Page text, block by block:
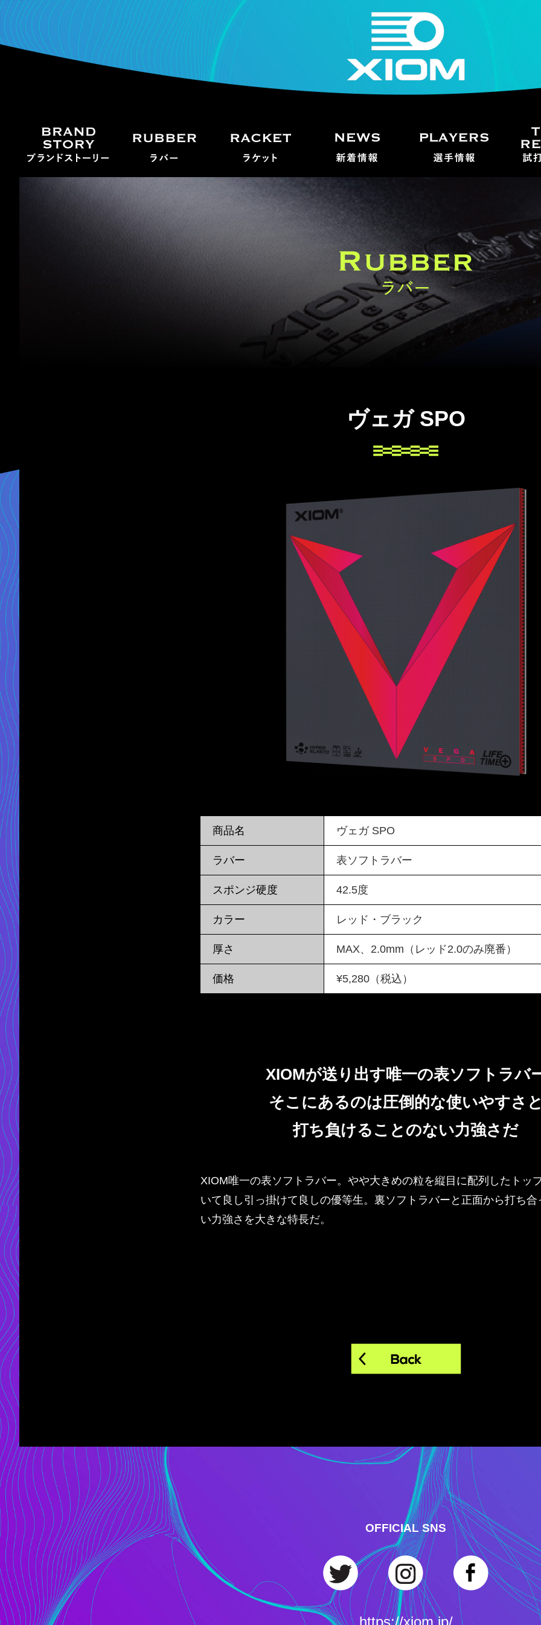
ヴェガ SPO
商品名 ヴェガ SPO
ラバー 表ソフトラバー
スポンジ硬度 42.5度
カラー レッド・ブラック
厚さ MAX、2.0mm（レッド2.0のみ廃番）
価格 ¥5,280（税込）
XIOMが送り出す唯一の表ソフトラバ
そこにあるのは圧倒的な使いやすさ
打ち負けることのない力強さだ
XIOM唯一の表ソフトラバー。やや大きめの粒を縦目に配列したトッ
いて良し引っ掛けて良しの優等生。裏ソフトラバーと正面から打ち合
い力強さを大きな特長だ。
OFFICIAL SNS
https://xiom.jp/